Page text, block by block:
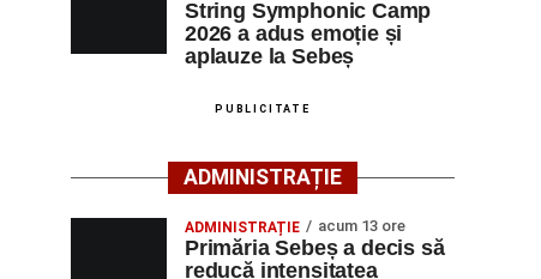
String Symphonic Camp
2026 a adus emoție și
aplauze la Sebeș
PUBLICITATE
ADMINISTRAȚIE
ADMINISTRAȚIE acum 13 ore
Primăria Sebeș a decis să
reducă intensitatea